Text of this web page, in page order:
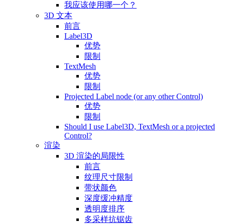
我应该使用哪一个？
3D 文本
前言
Label3D
优势
限制
TextMesh
优势
限制
Projected Label node (or any other Control)
优势
限制
Should I use Label3D, TextMesh or a projected
Control?
渲染
3D 渲染的局限性
前言
纹理尺寸限制
带状颜色
深度缓冲精度
透明度排序
多采样抗锯齿